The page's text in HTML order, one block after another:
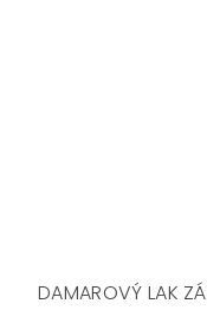
DAMAROVÝ LAK